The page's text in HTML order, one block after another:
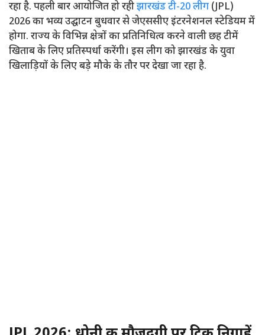
रहा है. पहली बार आयोजित हो रहीझारखंड टी-20 लीग (JPL)
2026 का भव्य उद्घाटन बुधवार से जेएससीए इंटरनेशनल स्टेडियम में
होगा. राज्य के विभिन्न क्षेत्रों का प्रतिनिधित्व करने वाली छह टीमें
खिताब के लिए प्रतिस्पर्धा करेंगी। इस लीग को झारखंड के युवा
खिलाड़ियों के लिए बड़े मौके के तौर पर देखा जा रहा है.